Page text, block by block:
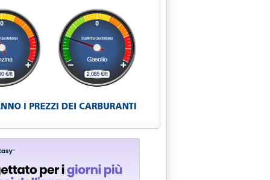
'Eni, selezione e formazione per i gestori '